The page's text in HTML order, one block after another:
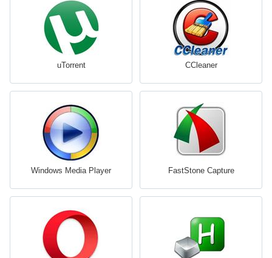
uTorrent CCleaner
Windows Media Player FastStone Capture